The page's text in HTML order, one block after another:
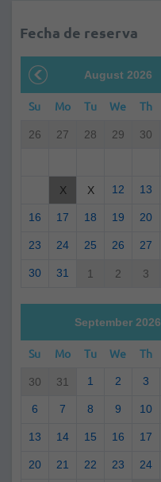
Fecha de reserva
August 2026
Su Mo Tu We Th
26 27 28 29 30
X X 12 13
16 17 18 19 20
23 24 25 26 27
30 31 1 2 3
September 2026
Su Mo Tu We Th
30 31 1 2 3
6 7 8 9 10
13 14 15 16 17
20 21 22 23 24